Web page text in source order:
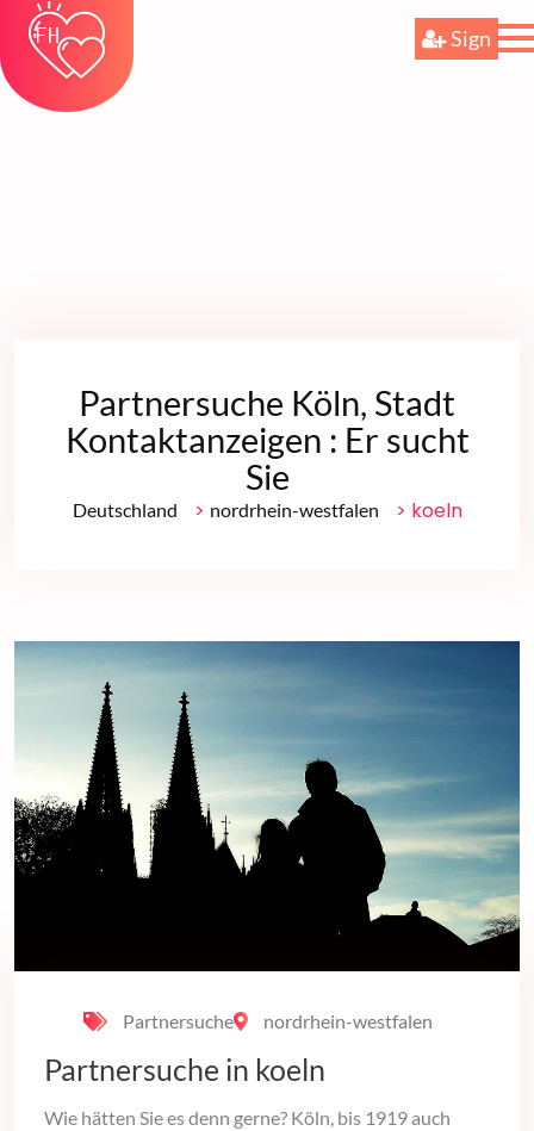
Sign
Partnersuche Köln, Stadt
Kontaktanzeigen : Er sucht
Sie
Deutschland > nordrhein-westfalen > koeln
Partnersuche nordrhein-westfalen
Partnersuche in koeln
Wie hätten Sie es denn gerne? Köln, bis 1919 auch